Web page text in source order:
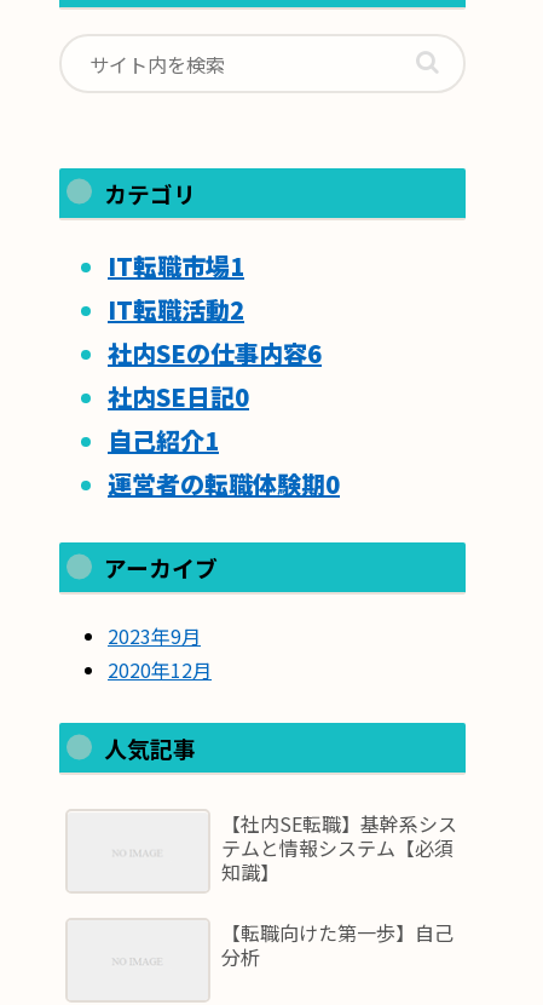
カテゴリ
IT転職市場1
IT転職活動2
社内SEの仕事内容6
社内SE日記0
自己紹介1
運営者の転職体験期0
アーカイブ
2023年9月
2020年12月
人気記事
【社内SE転職】基幹系シス
テムと情報システム【必須
知識】
【転職向けた第一歩】自己
分析